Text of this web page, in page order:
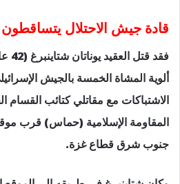
قادة جيش الاحتلال يتساقطون
ألوية المشاة الخمسة بالجيش
الاشتباكات مع مقاتلي كتائب القسام
المقاومة الإسلامية (حماس) قرب
جنوب شرق قطاع غزة.